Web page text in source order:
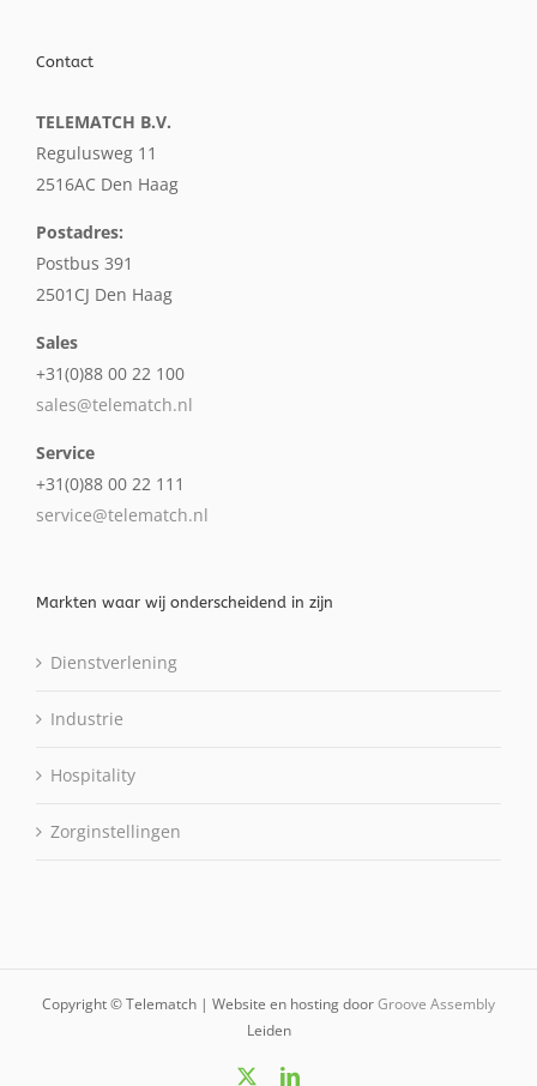
Contact
TELEMATCH B.V.
Regulusweg 11
2516AC Den Haag
Postadres:
Postbus 391
2501CJ Den Haag
Sales
+31(0)88 00 22 100
sales@telematch.nl
Service
+31(0)88 00 22 111
service@telematch.nl
Markten waar wij onderscheidend in zijn
Dienstverlening
Industrie
Hospitality
Zorginstellingen
Copyright © Telematch | Website en hosting doorGroove Assembly
Leiden
LinkedIn